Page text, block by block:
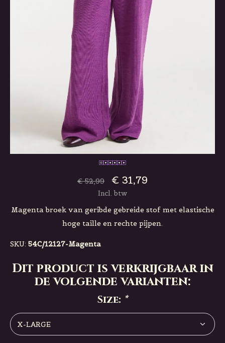
€ 52,99 € 31,79
Incl. btw
Magenta broek van geribde gebreide stof met elastische
hoge taille en rechte pijpen.
SKU: 54C/12127-Magenta
Dit product is verkrijgbaar in
de volgende varianten:
Size: *